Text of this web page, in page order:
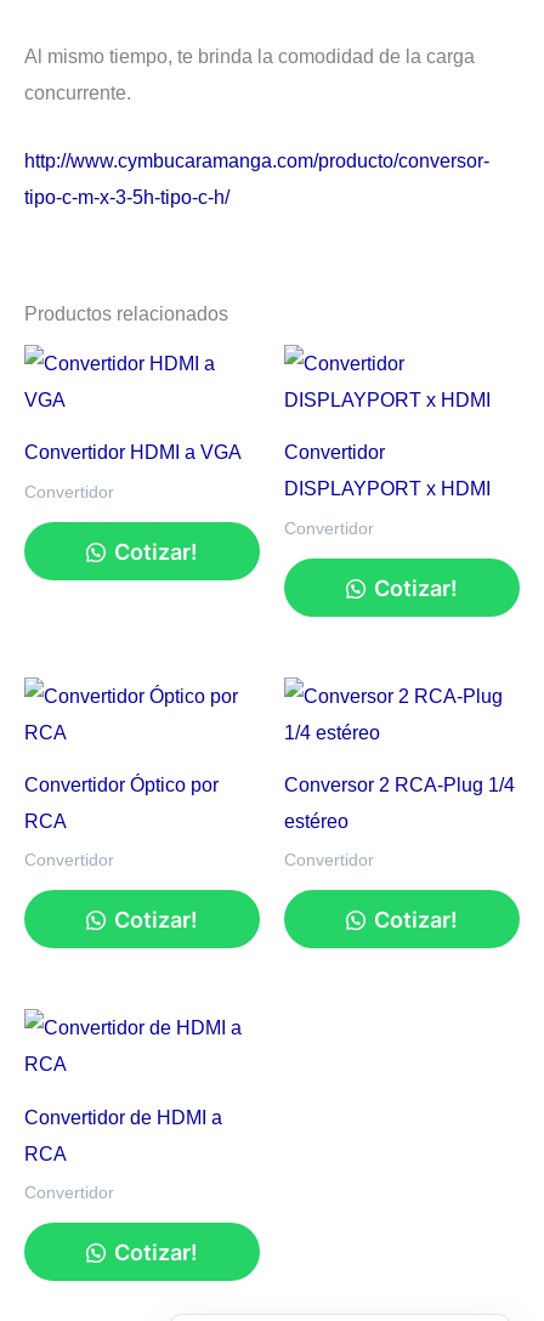
Al mismo tiempo, te brinda la comodidad de la carga
concurrente.
http://www.cymbucaramanga.com/producto/conversor-
tipo-c-m-x-3-5h-tipo-c-h/
Productos relacionados
Convertidor HDMI a VGA
Convertidor
Cotizar!
Convertidor
DISPLAYPORT x HDMI
Convertidor
Cotizar!
Convertidor Óptico por
RCA
Convertidor
Cotizar!
Conversor 2 RCA-Plug 1/4
estéreo
Convertidor
Cotizar!
Convertidor de HDMI a
RCA
Convertidor
Cotizar!